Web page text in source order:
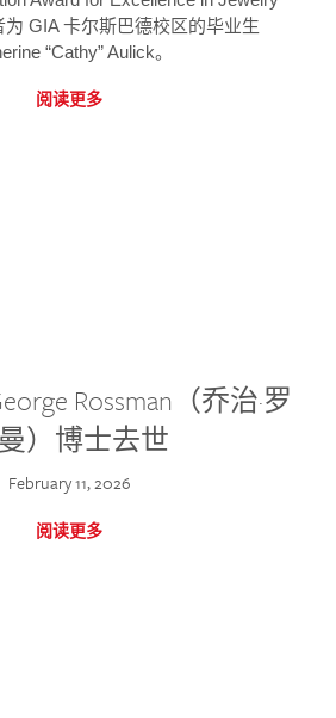
为 GIA 卡尔斯巴德校区的毕业生
“Cathy” Aulick。
阅读更多
Rossman（乔治·罗
）博士去世
February 11, 2026
阅读更多